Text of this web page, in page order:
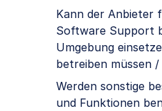
Kann der Anbieter
Software Support
Umgebung
betreiben müssen
Werden sonstige
und Funktionen